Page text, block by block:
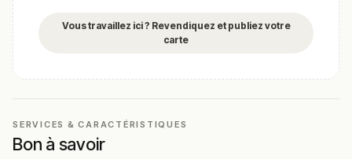
classique : wagyu saignant aux saveurs profondes et
intenses, tartares de poisson finement assaisonnés,
est une invitation à explorer la finesse de la gastronomie
japonaise dans sa dimension la plus authentique.
Vous travaillez ici ? Revendiquez et publiez votre
carte
SERVICES & CARACTÉRISTIQUES
Bon à savoir